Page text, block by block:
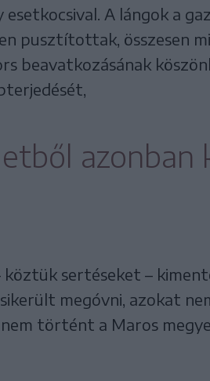
A lángok a
pusztítottak, összesen
beavatkozásának
azonban
sertéseket –
megóvni, azokat
történt a Maros